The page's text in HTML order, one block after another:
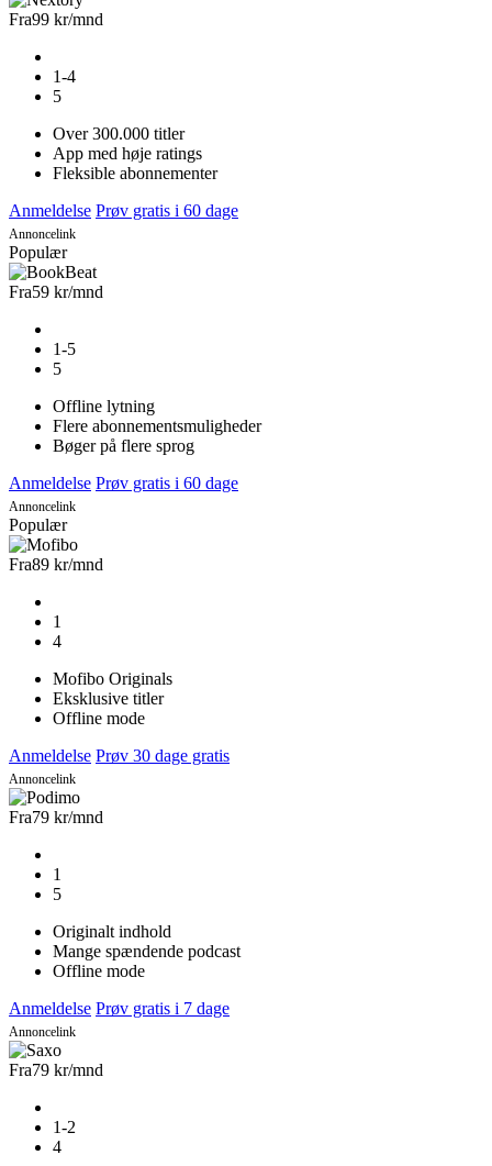
Fra99 kr/mnd
1-4
5
Over 300.000 titler
App med høje ratings
Fleksible abonnementer
Anmeldelse Prøv gratis i 60 dage
Annoncelink
Populær
Fra59 kr/mnd
1-5
5
Offline lytning
Flere abonnementsmuligheder
Bøger på flere sprog
Anmeldelse Prøv gratis i 60 dage
Annoncelink
Populær
Fra89 kr/mnd
1
4
Mofibo Originals
Eksklusive titler
Offline mode
Anmeldelse Prøv 30 dage gratis
Annoncelink
Fra79 kr/mnd
1
5
Originalt indhold
Mange spændende podcast
Offline mode
Anmeldelse Prøv gratis i 7 dage
Annoncelink
Fra79 kr/mnd
1-2
4